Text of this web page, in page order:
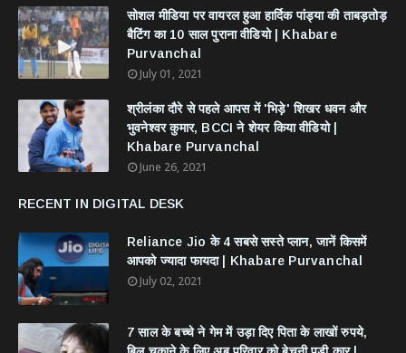
सोशल मीडिया पर वायरल हुआ हार्दिक पांड्या की ताबड़तोड़
बैटिंग का 10 साल पुराना वीडियो | Khabare
Purvanchal
July 01, 2021
श्रीलंका दौरे से पहले आपस में 'भिड़े' शिखर धवन और
भुवनेश्वर कुमार, BCCI ने शेयर किया वीडियो |
Khabare Purvanchal
June 26, 2021
RECENT IN DIGITAL DESK
Reliance Jio के 4 सबसे सस्ते प्लान, जानें किसमें
आपको ज्यादा फायदा | Khabare Purvanchal
July 02, 2021
7 साल के बच्चे ने गेम में उड़ा दिए पिता के लाखों रुपये,